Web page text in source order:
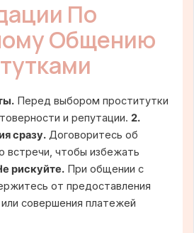
По
Общению
Перед выбором проститутки
и репутации.2.
сразу. Договоритесь об
встречи, чтобы избежать
рискуйте. При общении с
от предоставления
совершения платежей